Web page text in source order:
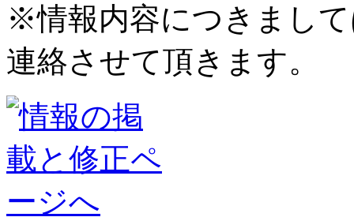
※情報内容につきまし
連絡させて頂きます。